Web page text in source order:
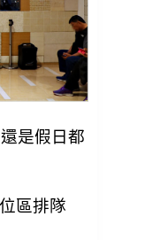
是假日都
區排隊